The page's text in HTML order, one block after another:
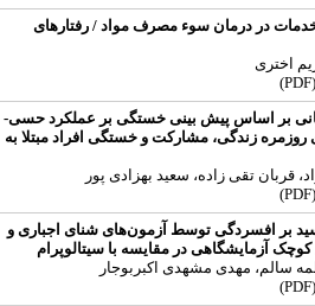
در درمان سوء مصرف مواد / رفتارهای
اختری
بر اساس پیش بینی خستگی بر عملکرد حسی-
زندگی، مشارکت و خستگی افراد مبتلا به
تقی زاده، سعید بهزادی پور
بر افسردگی توسط آزمون‌های شنای اجباری و
آزمایشگاهی در مقایسه با سیتالوپرام
سالم، مهدی مشهدی اکبربوجار